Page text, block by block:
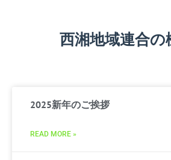
西湘地域連合の
2025新年のご挨拶
READ MORE »